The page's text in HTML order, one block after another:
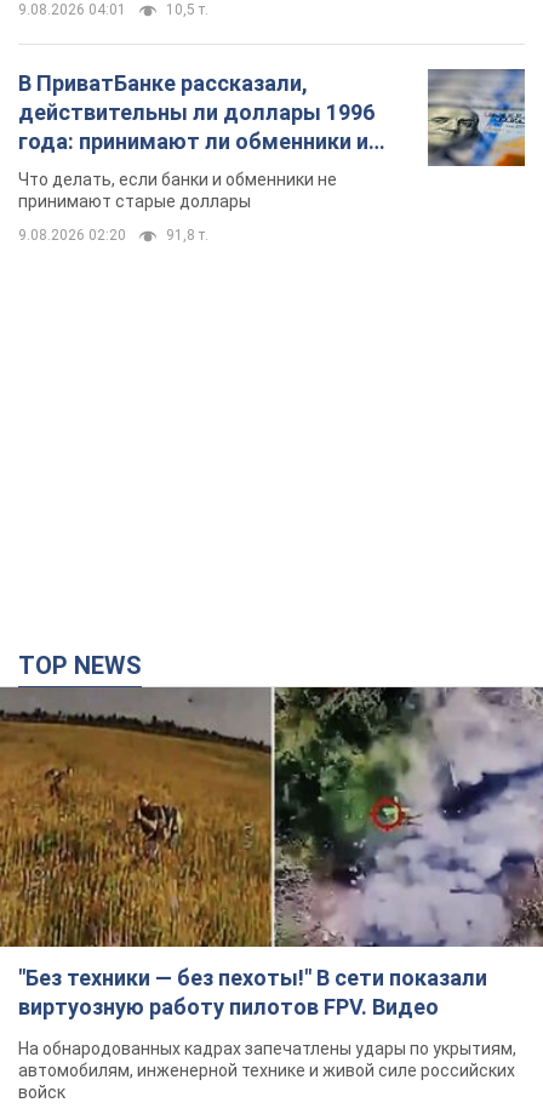
9.08.2026 04:01 10,5 т.
В ПриватБанке рассказали,
действительны ли доллары 1996
года: принимают ли обменники и
банки такие купюры
Что делать, если банки и обменники не
принимают старые доллары
9.08.2026 02:20 91,8 т.
TOP NEWS
"Без техники — без пехоты!" В сети показали
виртуозную работу пилотов FPV. Видео
На обнародованных кадрах запечатлены удары по укрытиям,
автомобилям, инженерной технике и живой силе российских
войск